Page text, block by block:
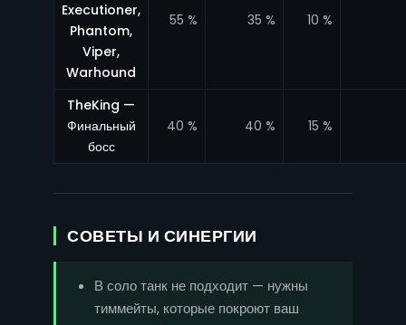
Executioner,
Phantom,
Viper,
Warhound
55 % 35 % 10 %
TheKing —
Финальный
босс
40 % 40 % 15 %
СОВЕТЫ И СИНЕРГИИ
В соло танк не подходит — нужны
тиммейты, которые покроют ваш